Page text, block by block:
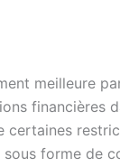
meilleure
financières
certaines
sous forme de